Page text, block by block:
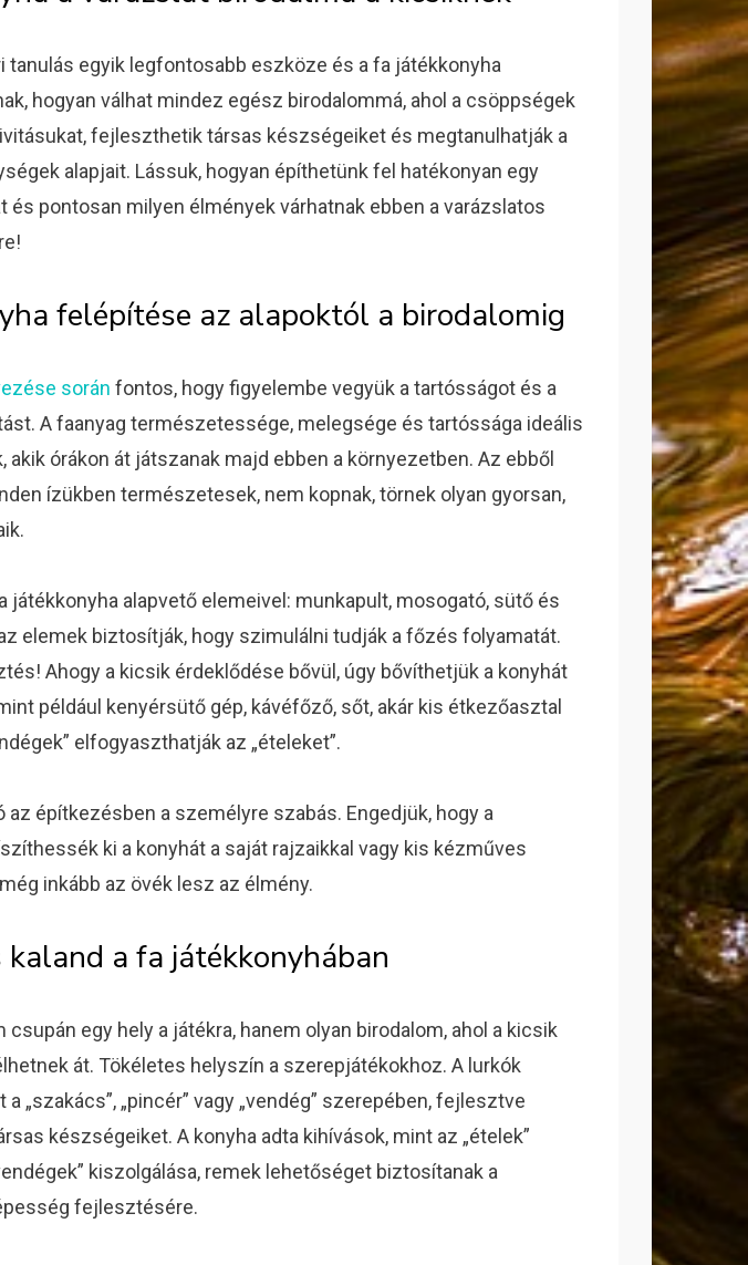
tanulás egyik legfontosabb eszköze és a fa játékkonyha
hogyan válhat mindez egész birodalommá, ahol a csöppségek
fejleszthetik társas készségeiket és megtanulhatják a
alapjait. Lássuk, hogyan építhetünk fel hatékonyan egy
és pontosan milyen élmények várhatnak ebben a varázslatos
felépítése az alapoktól a birodalomig
során fontos, hogy figyelembe vegyük a tartósságot és a
A faanyag természetessége, melegsége és tartóssága ideális
akik órákon át játszanak majd ebben a környezetben. Az ebből
ízükben természetesek, nem kopnak, törnek olyan gyorsan,
játékkonyha alapvető elemeivel: munkapult, mosogató, sütő és
elemek biztosítják, hogy szimulálni tudják a főzés folyamatát.
Ahogy a kicsik érdeklődése bővül, úgy bővíthetjük a konyhát
például kenyérsütő gép, kávéfőző, sőt, akár kis étkezőasztal
elfogyaszthatják az „ételeket”.
az építkezésben a személyre szabás. Engedjük, hogy a
ki a konyhát a saját rajzaikkal vagy kis kézműves
inkább az övék lesz az élmény.
kaland a fa játékkonyhában
csupán egy hely a játékra, hanem olyan birodalom, ahol a kicsik
át. Tökéletes helyszín a szerepjátékokhoz. A lurkók
„szakács”, „pincér” vagy „vendég” szerepében, fejlesztve
készségeiket. A konyha adta kihívások, mint az „ételek”
kiszolgálása, remek lehetőséget biztosítanak a
fejlesztésére.